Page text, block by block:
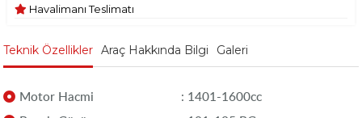
Havalimanı Teslimatı
Teknik Özellikler Araç Hakkında Bilgi Galeri
Motor Hacmi
: 1401-1600cc